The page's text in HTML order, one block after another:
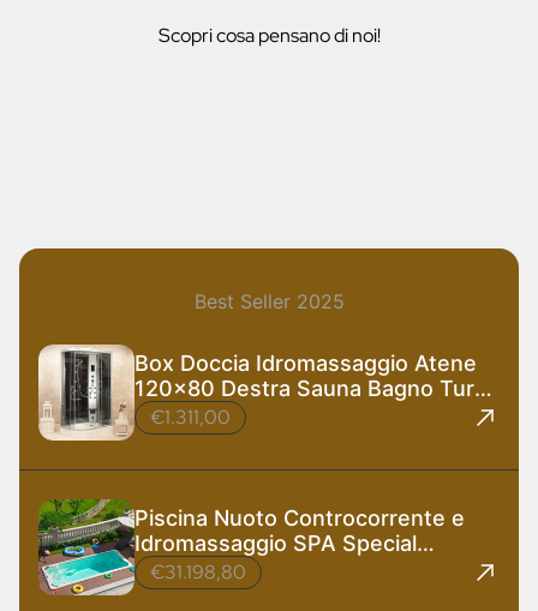
Scopri cosa pensano di noi!
Best Seller 2025
Box Doccia Idromassaggio Atene
120x80 Destra Sauna Bagno Turco
e Ozono
€1.311,00
Piscina Nuoto Controcorrente e
Idromassaggio SPA Special
585x220 cm
€31.198,80